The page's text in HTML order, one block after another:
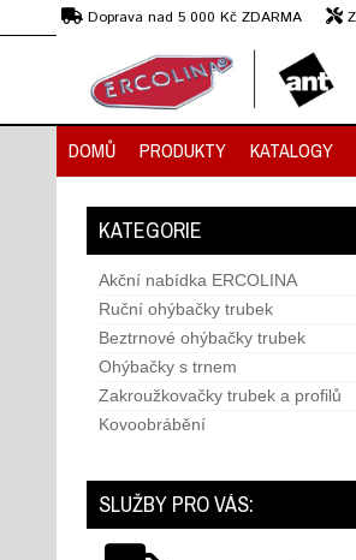
Doprava nad 5 000 Kč ZDARMA
DOMŮ PRODUKTY KATALOGY
KATEGORIE
Akční nabídka ERCOLINA
Ruční ohýbačky trubek
Beztrnové ohýbačky trubek
Ohýbačky s trnem
Zakroužkovačky trubek a profilů
Kovoobrábění
SLUŽBY PRO VÁS: